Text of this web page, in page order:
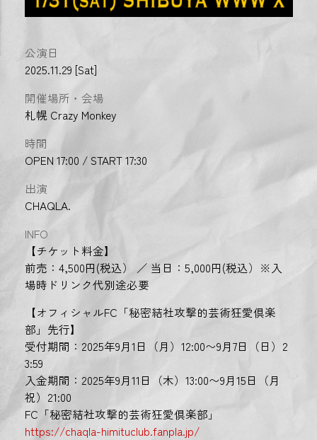
公演日
2025.11.29 [Sat]
開催場所・会場
札幌 Crazy Monkey
時間
OPEN 17:00 / START 17:30
出演
CHAQLA.
INFO
【チケット料金】
前売：4,500円(税込） ／ 当日：5,000円(税込）※入
場時ドリンク代別途必要
【オフィシャルFC「秘密結社攻撃的芸術狂愛倶楽
部」先行】
受付期間：2025年9月1日（月）12:00〜9月7日（日）2
3:59
入金期間：2025年9月11日（木）13:00〜9月15日（月
祝）21:00
FC「秘密結社攻撃的芸術狂愛倶楽部」
https://chaqla-himituclub.fanpla.jp/